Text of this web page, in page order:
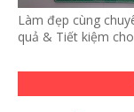
Làm đẹp cùng
quả & Tiết kiệm